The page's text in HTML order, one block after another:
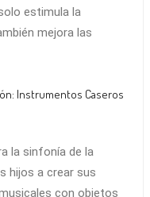
estimula la
mejora las
Instrumentos Caseros
la sinfonía de la
hijos a crear sus
con objetos